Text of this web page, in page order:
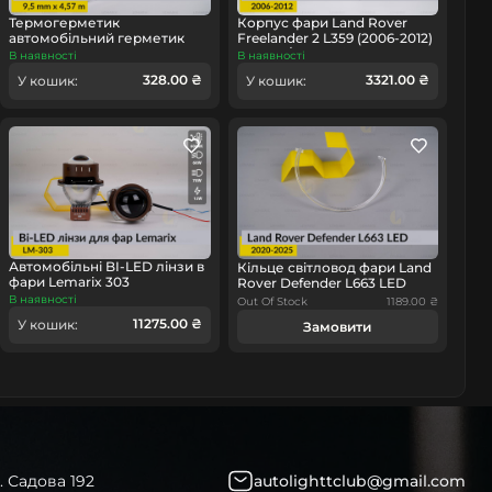
Термогерметик
автомобільний герметик
для фар Orgavyl Оргавіл
В наявності
У кошик: 328.00 ₴
Корпус фари Land Rover
Freelander 2 L359 (2006-2012)
дорест/1 рест лівий
В наявності
У кошик: 3321.00 ₴
Автомобільні BI-LED лінзи в
фари Lemarix 303
В наявності
У кошик: 11275.00 ₴
Кільце світловод фари Land
Rover Defender L663 LED
(2020-2025) праве
Out Of Stock 1189.00 ₴
Замовити
Садова 192 autolighttclub@gmail.com